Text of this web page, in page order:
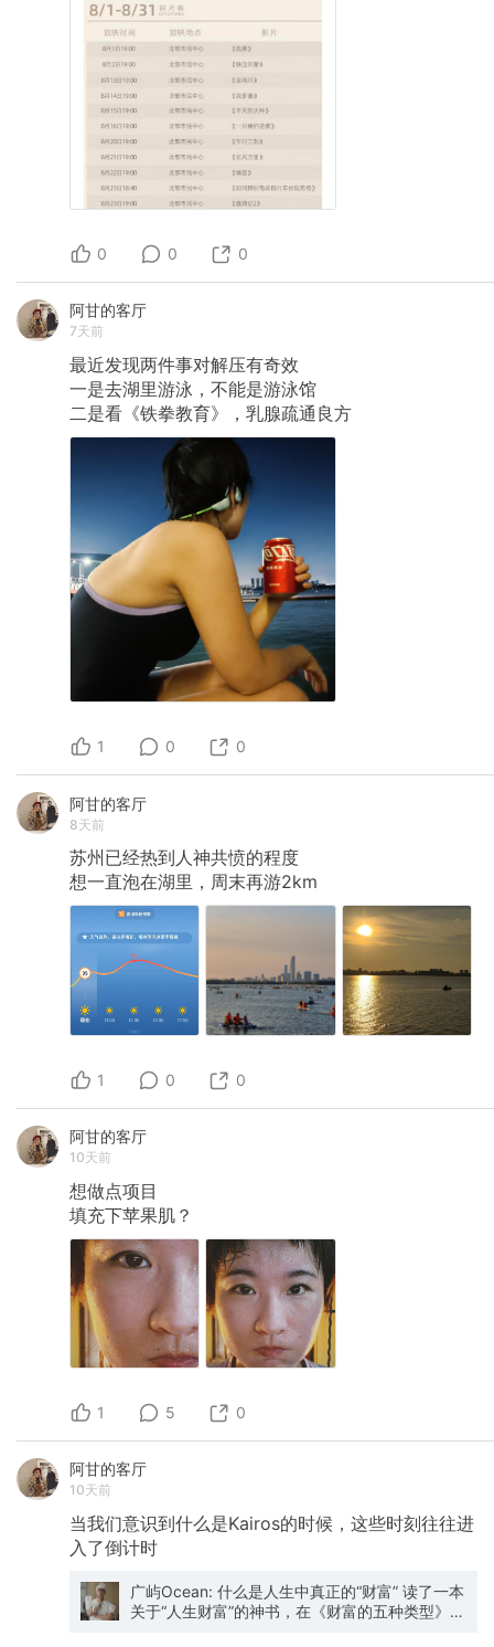
0 0 0
阿甘的客厅
7天前
最近发现两件事对解压有奇效
一是去湖里游泳，不能是游泳馆
二是看《铁拳教育》，乳腺疏通良方
1 0 0
阿甘的客厅
8天前
苏州已经热到人神共愤的程度
想一直泡在湖里，周末再游2km
1 0 0
阿甘的客厅
10天前
想做点项目
填充下苹果肌？
1 5 0
阿甘的客厅
10天前
当我们意识到什么是Kairos的时候，这些时刻往往进
入了倒计时
广屿Ocean: 什么是人生中真正的“财富” 读了一本
关于“人生财富”的神书，在《财富的五种类型》一